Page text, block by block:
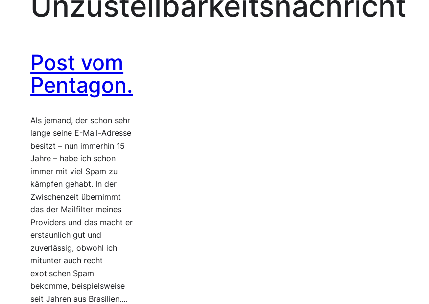
Post vom
Pentagon.
Als jemand, der schon sehr
lange seine E-Mail-Adresse
besitzt – nun immerhin 15
Jahre – habe ich schon
immer mit viel Spam zu
kämpfen gehabt. In der
Zwischenzeit übernimmt
das der Mailfilter meines
Providers und das macht er
erstaunlich gut und
zuverlässig, obwohl ich
mitunter auch recht
exotischen Spam
bekomme, beispielsweise
seit Jahren aus Brasilien.…